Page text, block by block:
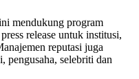
mendukung program
release untuk institusi,
reputasi juga
pengusaha, selebriti dan